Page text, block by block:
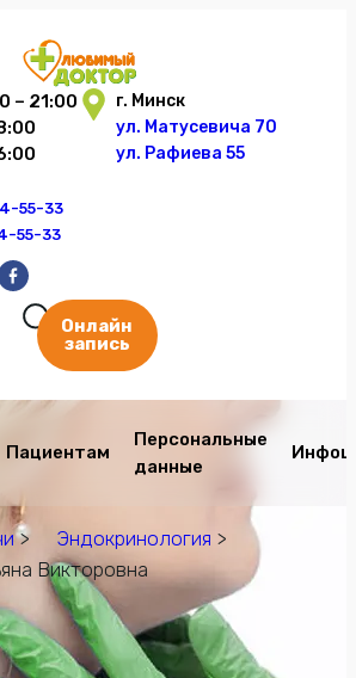
– 21:00
г. Минск
ул. Матусевича 70
ул. Рафиева 55
55-33
55-33
Онлайн
запись
Пациентам
Персональные
данные
> Эндокринология >
Викторовна